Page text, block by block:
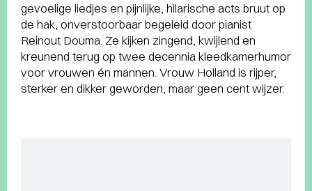
gevoelige liedjes en pijnlijke, hilarische acts bruut op
de hak, onverstoorbaar begeleid door pianist
Reinout Douma. Ze kijken zingend, kwijlend en
kreunend terug op twee decennia kleedkamerhumor
voor vrouwen én mannen. Vrouw Holland is rijper,
sterker en dikker geworden, maar geen cent wijzer.